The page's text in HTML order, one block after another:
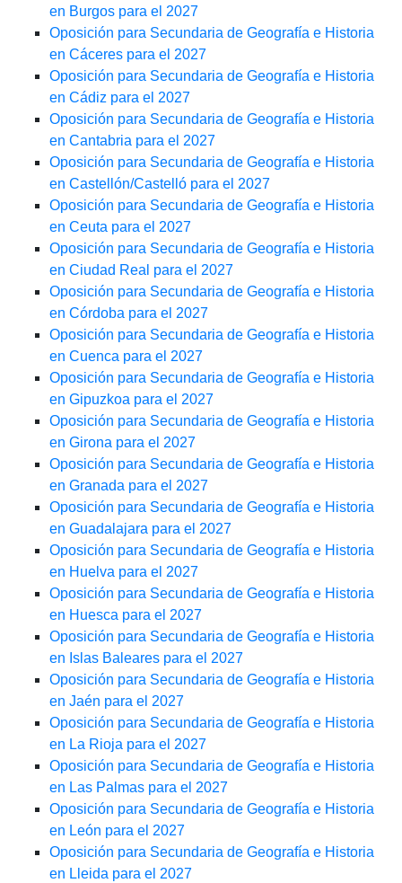
en Burgos para el 2027
Oposición para Secundaria de Geografía e Historia
en Cáceres para el 2027
Oposición para Secundaria de Geografía e Historia
en Cádiz para el 2027
Oposición para Secundaria de Geografía e Historia
en Cantabria para el 2027
Oposición para Secundaria de Geografía e Historia
en Castellón/Castelló para el 2027
Oposición para Secundaria de Geografía e Historia
en Ceuta para el 2027
Oposición para Secundaria de Geografía e Historia
en Ciudad Real para el 2027
Oposición para Secundaria de Geografía e Historia
en Córdoba para el 2027
Oposición para Secundaria de Geografía e Historia
en Cuenca para el 2027
Oposición para Secundaria de Geografía e Historia
en Gipuzkoa para el 2027
Oposición para Secundaria de Geografía e Historia
en Girona para el 2027
Oposición para Secundaria de Geografía e Historia
en Granada para el 2027
Oposición para Secundaria de Geografía e Historia
en Guadalajara para el 2027
Oposición para Secundaria de Geografía e Historia
en Huelva para el 2027
Oposición para Secundaria de Geografía e Historia
en Huesca para el 2027
Oposición para Secundaria de Geografía e Historia
en Islas Baleares para el 2027
Oposición para Secundaria de Geografía e Historia
en Jaén para el 2027
Oposición para Secundaria de Geografía e Historia
en La Rioja para el 2027
Oposición para Secundaria de Geografía e Historia
en Las Palmas para el 2027
Oposición para Secundaria de Geografía e Historia
en León para el 2027
Oposición para Secundaria de Geografía e Historia
en Lleida para el 2027